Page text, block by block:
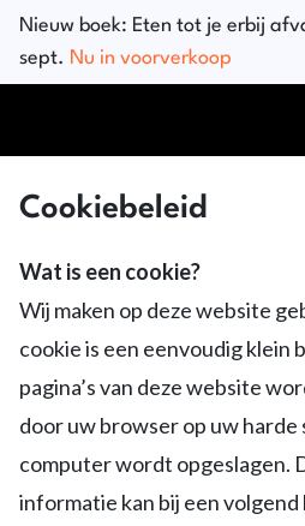
Nieuw boek: Eten tot je erbij
sept. Nu in voorverkoop
Cookiebeleid
Wat is een cookie?
Wij maken op deze website
cookie is een eenvoudig klein
pagina’s van deze website
door uw browser op uw harde
computer wordt opgeslagen.
informatie kan bij een